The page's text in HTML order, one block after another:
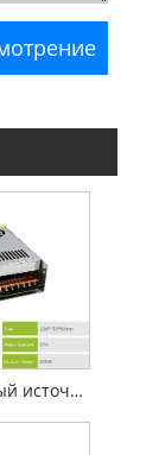
Импульсный источник питания 12 В, 250 Вт с вентилятором